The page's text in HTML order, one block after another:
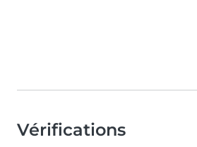
Vérifications